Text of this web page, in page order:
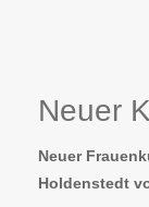
Neuer
Neuer
Holdenstedt